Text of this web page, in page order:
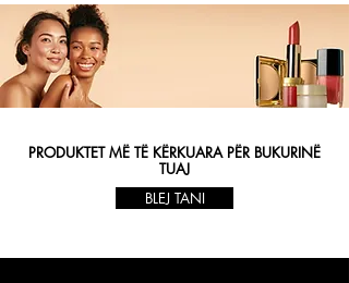
PRODUKTET MË TË KËRKUARA PËR BUKURINË
TUAJ
BLEJ TANI